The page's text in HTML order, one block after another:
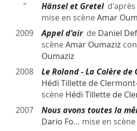
″
Hänsel et Greteld'après
mise en scèneAmar
2009
Appel d'airde Daniel
scèneAmar Oumaziz
Oumaziz
2008
Le Roland - La Colère de
Hédi Tillette de
scène Hédi Tillette de
2007
Nous avons toutes la
Dario Fo… mise en scène